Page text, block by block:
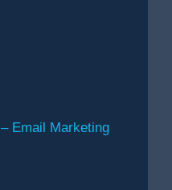
Email Marketing